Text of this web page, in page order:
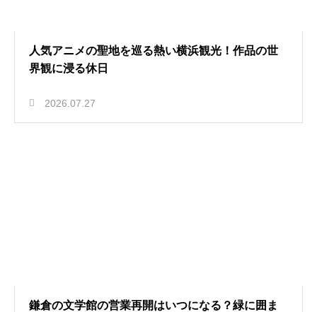
人気アニメの聖地を巡る熱い横浜観光！作品の世
界観に浸る休日
2026.07.27
鎌倉の文学館の営業再開はいつになる？緑に囲ま